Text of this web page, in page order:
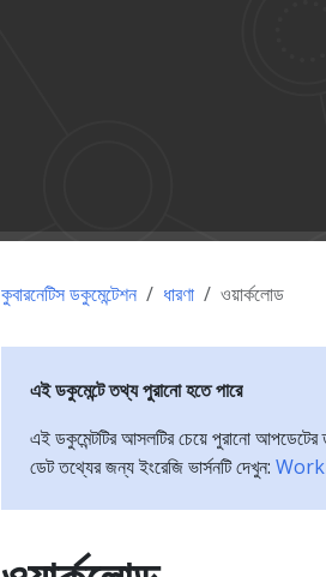
কুবারনেটিস ডকুমেন্টেশন ধারণা ওয়ার্কলোড
এই ডকুমেন্টে তথ্য পুরানো হতে পারে
এই ডকুমেন্টটির আসলটির চেয়ে পুরানো
ডেট তথ্যের জন্য ইংরেজি ভার্সনটি দেখুন: